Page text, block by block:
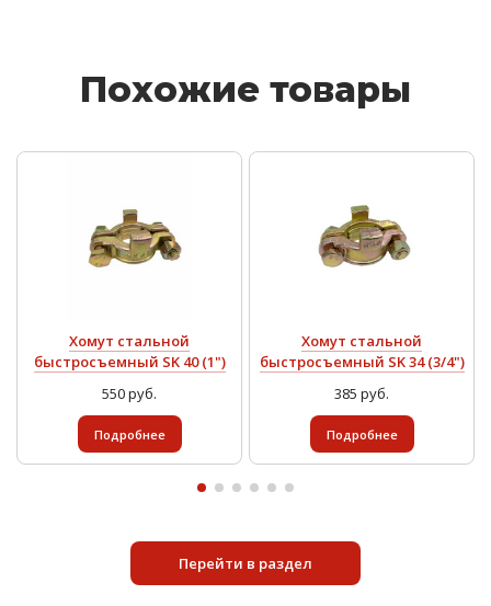
Похожие товары
Хомут стальной
быстросъемный SK 40 (1")
550 руб.
Подробнее
Хомут стальной
быстросъемный SK 34 (3/4")
385 руб.
Подробнее
Перейти в раздел